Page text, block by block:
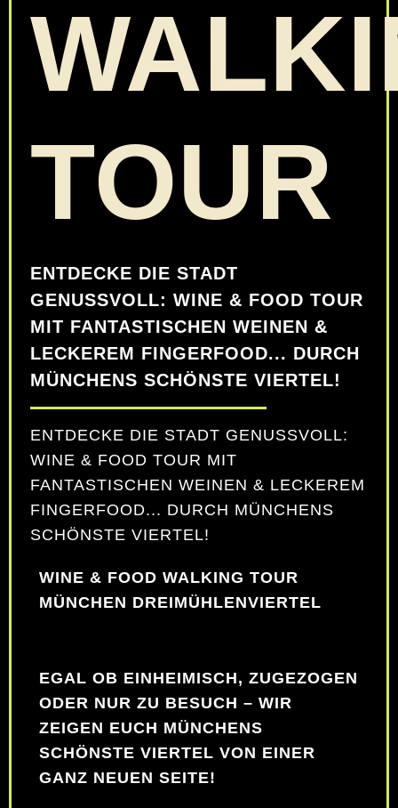
TOUR
ENTDECKE DIE STADT
GENUSSVOLL: WINE & FOOD TOUR
MIT FANTASTISCHEN WEINEN &
LECKEREM FINGERFOOD... DURCH
MÜNCHENS SCHÖNSTE VIERTEL!
ENTDECKE DIE STADT GENUSSVOLL:
WINE & FOOD TOUR MIT
FANTASTISCHEN WEINEN & LECKEREM
FINGERFOOD... DURCH MÜNCHENS
SCHÖNSTE VIERTEL!
WINE & FOOD WALKING TOUR
MÜNCHEN DREIMÜHLENVIERTEL
EGAL OB EINHEIMISCH, ZUGEZOGEN
ODER NUR ZU BESUCH – WIR
ZEIGEN EUCH MÜNCHENS
SCHÖNSTE VIERTEL VON EINER
GANZ NEUEN SEITE!